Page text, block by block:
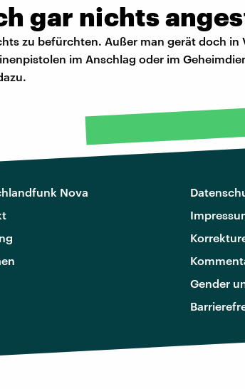
gar nichts
zu befürchten. Außer man gerät doch in
im Anschlag oder im
Nova
Gender